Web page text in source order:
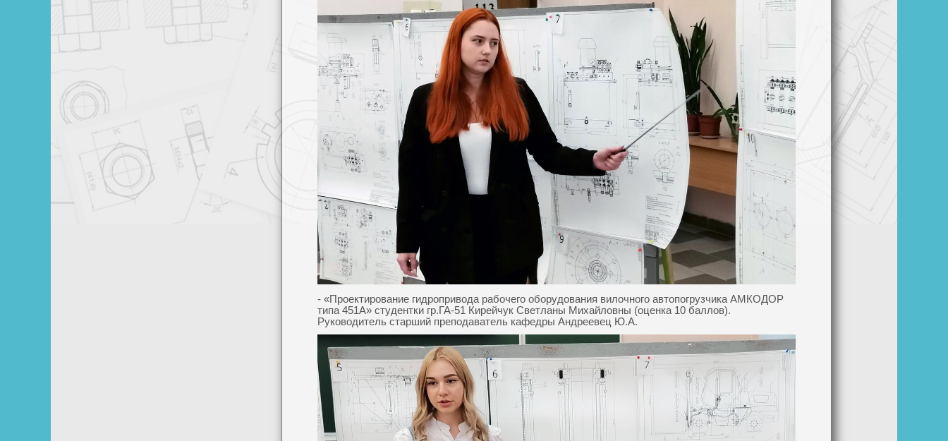
- «Проектирование гидропривода рабочего оборудования вилочного автопогрузчика АМКОДОР
типа 451А» студентки гр.ГА-51 Кирейчук Светланы Михайловны (оценка 10 баллов).
Руководитель старший преподаватель кафедры Андреевец Ю.А.